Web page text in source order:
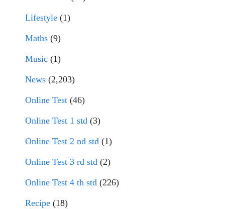
Lifestyle (1)
Maths (9)
Music (1)
News (2,203)
Online Test (46)
Online Test 1 std (3)
Online Test 2 nd std (1)
Online Test 3 rd std (2)
Online Test 4 th std (226)
Recipe (18)